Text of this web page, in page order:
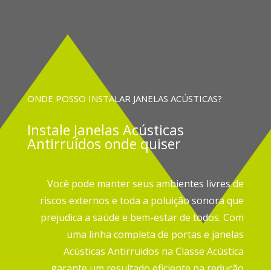
ONDE POSSO INSTALAR JANELAS ACÚSTICAS?
Instale Janelas Acústicas
Antirruídos onde quiser
Você pode manter seus ambientes livres de
riscos externos e toda a poluição sonora que
prejudica a saúde e bem-estar de todos.Com
uma linha completa de portas e janelas
Acústicas Antirruidos na Classe Acústica